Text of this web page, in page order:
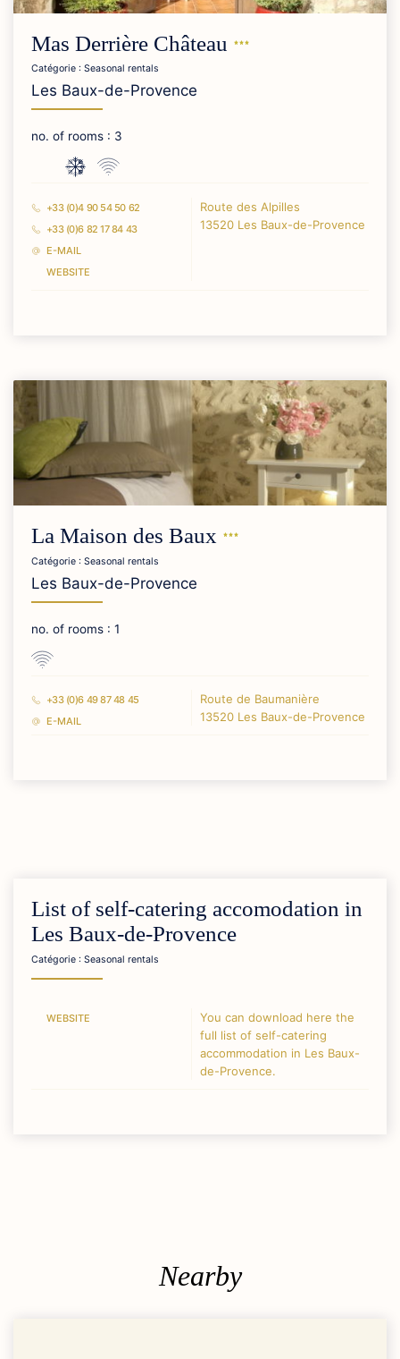
Mas Derrière Château
Catégorie : Seasonal rentals
Les Baux-de-Provence
no. of rooms : 3
+33 (0)4 90 54 50 62
+33 (0)6 82 17 84 43
E-MAIL
WEBSITE
Route des Alpilles
13520 Les Baux-de-Provence
La Maison des Baux
Catégorie : Seasonal rentals
Les Baux-de-Provence
no. of rooms : 1
+33 (0)6 49 87 48 45
E-MAIL
Route de Baumanière
13520 Les Baux-de-Provence
List of self-catering accomodation in
Les Baux-de-Provence
Catégorie : Seasonal rentals
WEBSITE
You can download here the
full list of self-catering
accommodation in Les Baux-
de-Provence.
Nearby